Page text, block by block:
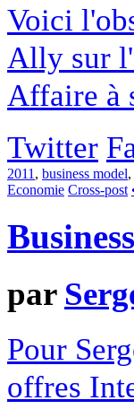
Voici
Ally sur
Affaire à
Twitter
2011 , business model,
Economie Cross-post
par
Pour
offres